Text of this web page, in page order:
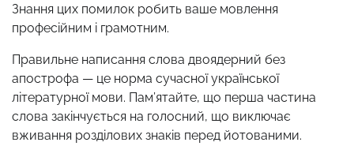
Знання цих помилок робить ваше мовлення
професійним і грамотним.
Правильне написання слова двоядерний без
апострофа — це норма сучасної української
літературної мови. Пам’ятайте, що перша частина
слова закінчується на голосний, що виключає
вживання розділових знаків перед йотованими.